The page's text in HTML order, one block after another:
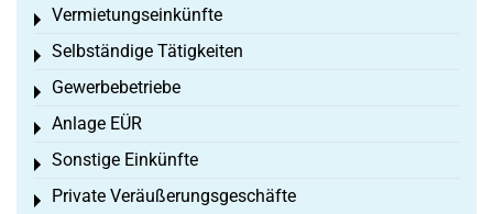
Vermietungseinkünfte
Toggle menu
Selbständige Tätigkeiten
Toggle menu
Gewerbebetriebe
Toggle menu
Anlage EÜR
Toggle menu
Sonstige Einkünfte
Toggle menu
Private Veräußerungsgeschäfte
Toggle menu